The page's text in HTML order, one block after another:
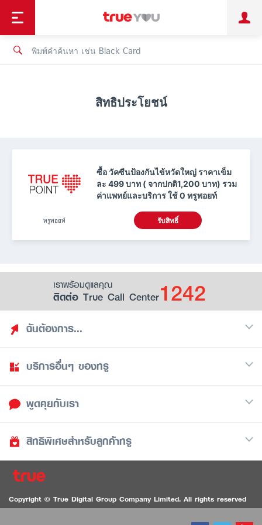
ลูกค้าบุคคล ลูกค้าองค์กร
ช้อป
เทรนด์เทคโนโลยี
สิทธิประโยชน์
ซื้อ วัคซีนป้องกันไข้หวัดใหญ่ ราคาเข็ม
ละ 499 บาท ( จากปกติ1,200 บาท) รวม
ค่าแพทย์และบริการ ใช้ 0 ทรูพอยท์
ทรูพอยท์ รับสิทธิ์
เราพร้อมดูแลคุณ
ติดต่อ True Call Center1242
ฉันต้องการ...
ค้นหาสิทธิประโยชน์
รวมของฟรี
ดูสิทธิประโยชน์ที่เก็บไว้
เป็นพันธมิตรร้านค้ากับทรูยู (True Smart Merchant)
ดาวน์โหลดแอปทรูยูiOS / Android
บริการอื่นๆ ของทรู
มือถือ
อินเตอร์เน็ต
พูดคุยกับเรา
Call Center
1236 ลูกค้าทรูแบล็ค
ติดต่อเรา
สิทธิพิเศษสำหรับลูกค้าทรู
ทรูการ์ด
ทรูพอยท์
Copyright © True Digital Group Company Limited. All rights reserved